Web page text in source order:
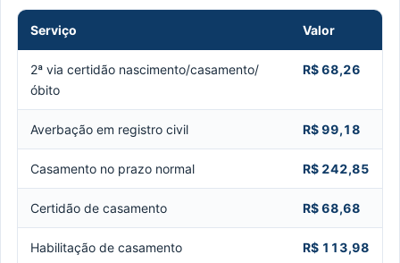
Serviço Valor
2ª via certidão nascimento/casamento/
óbito
R$ 68,26
Averbação em registro civil R$ 99,18
Casamento no prazo normal R$ 242,85
Certidão de casamento R$ 68,68
Habilitação de casamento R$ 113,98